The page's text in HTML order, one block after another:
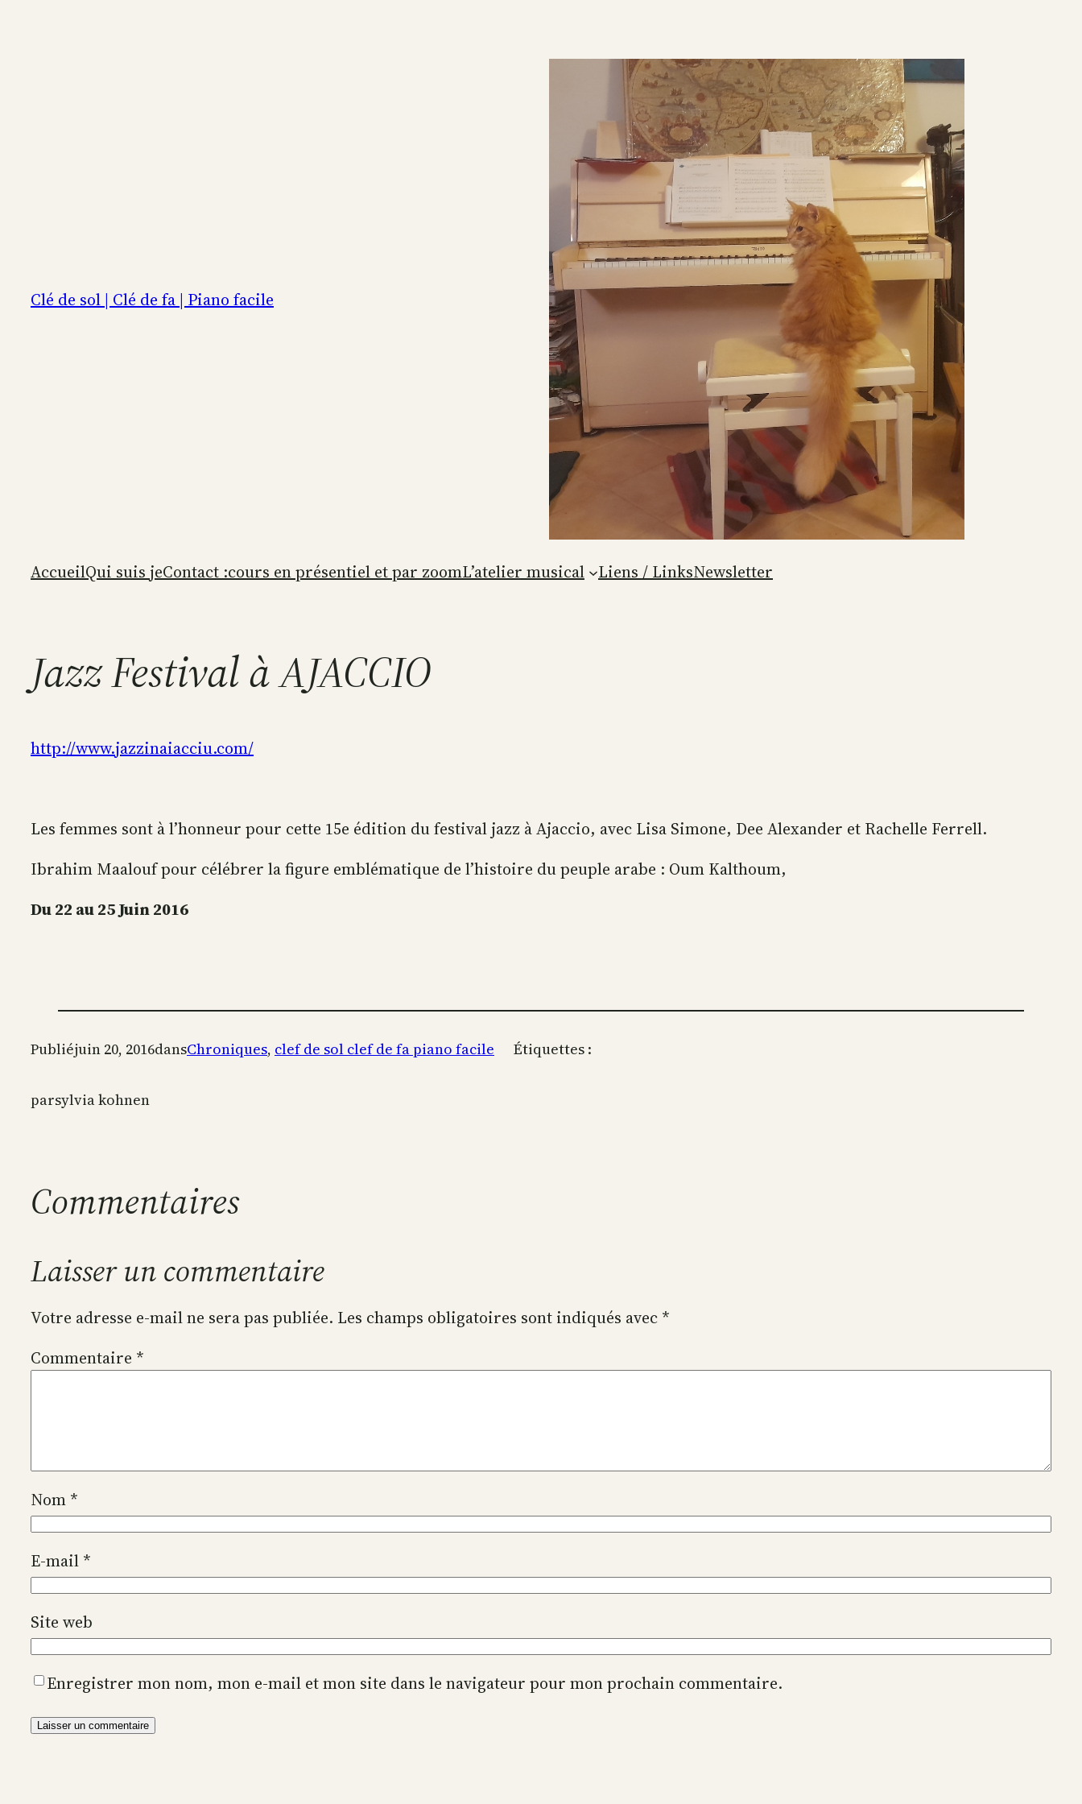
Clé de sol | Clé de fa | Piano facile
AccueilQui suis jeContact :cours en présentiel et par zoomL’atelier musical Liens / LinksNewsletter
Jazz Festival à AJACCIO
http://www.jazzinaiacciu.com/
Les femmes sont à l’honneur pour cette 15e édition du festival jazz à Ajaccio, avec Lisa Simone, Dee Alexander et Rachelle Ferrell.
Ibrahim Maalouf pour célébrer la figure emblématique de l’histoire du peuple arabe : Oum Kalthoum,
Du 22 au 25 Juin 2016
Publiéjuin 20, 2016dansChroniques, clef de sol clef de fa piano facile
parsylvia kohnen
Étiquettes :
Commentaires
Laisser un commentaire
Votre adresse e-mail ne sera pas publiée. Les champs obligatoires sont indiqués avec *
Commentaire *
Nom *
E-mail *
Site web
Enregistrer mon nom, mon e-mail et mon site dans le navigateur pour mon prochain commentaire.